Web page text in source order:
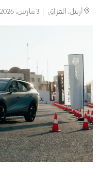
أربيل، العراق 3 مارس، 2026